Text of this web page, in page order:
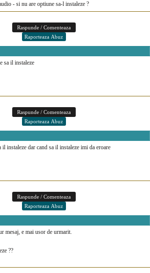
- si nu are optiune sa-l instaleze ?
sa il instaleze
instaleze dar cand sa il instaleze imi da eroare
mesaj, e mai usor de urmarit.
??